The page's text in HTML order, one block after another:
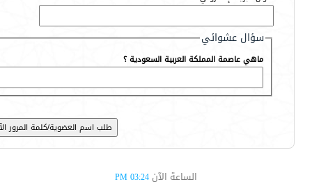
سؤال عشوائي
ماهي عاصمة المملكة العربية السعودية ؟
الساعة الآن 03:24 PM